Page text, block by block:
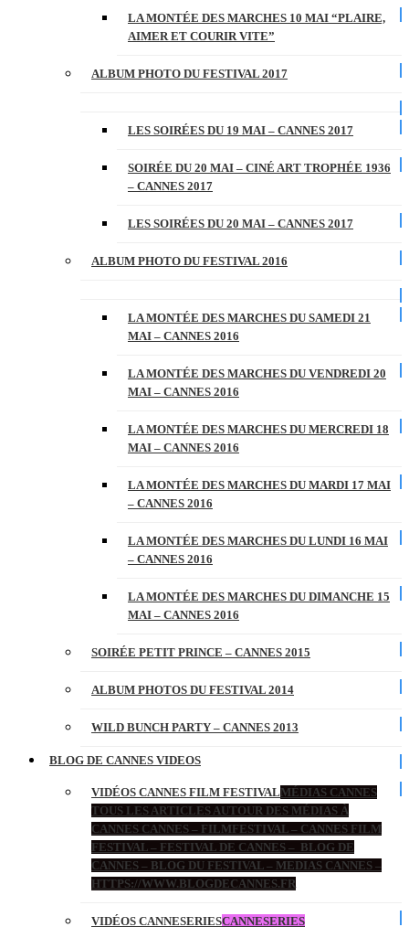
LA MONTÉE DES MARCHES 10 MAI “PLAIRE,
AIMER ET COURIR VITE”
ALBUM PHOTO DU FESTIVAL 2017
LES SOIRÉES DU 19 MAI – CANNES 2017
SOIRÉE DU 20 MAI – CINÉ ART TROPHÉE 1936
– CANNES 2017
LES SOIRÉES DU 20 MAI – CANNES 2017
ALBUM PHOTO DU FESTIVAL 2016
LA MONTÉE DES MARCHES DU SAMEDI 21
MAI – CANNES 2016
LA MONTÉE DES MARCHES DU VENDREDI 20
MAI – CANNES 2016
LA MONTÉE DES MARCHES DU MERCREDI 18
MAI – CANNES 2016
LA MONTÉE DES MARCHES DU MARDI 17 MAI
– CANNES 2016
LA MONTÉE DES MARCHES DU LUNDI 16 MAI
– CANNES 2016
LA MONTÉE DES MARCHES DU DIMANCHE 15
MAI – CANNES 2016
SOIRÉE PETIT PRINCE – CANNES 2015
ALBUM PHOTOS DU FESTIVAL 2014
WILD BUNCH PARTY – CANNES 2013
BLOG DE CANNES VIDEOS
VIDÉOS CANNES FILM FESTIVALMÉDIAS CANNES
TOUS LES ARTICLES AUTOUR DES MÉDIAS À
CANNES CANNES – FILMFESTIVAL – CANNES FILM
FESTIVAL – FESTIVAL DE CANNES – BLOG DE
CANNES – BLOG DU FESTIVAL – MEDIAS CANNES –
HTTPS://WWW.BLOGDECANNES.FR
VIDÉOS CANNESERIESCANNESERIES